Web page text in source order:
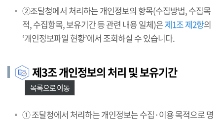
②조달청에서 처리하는 개인정보의 항목(수집방법, 수집목
적, 수집항목, 보유기간 등 관련 내용 일체)은제1조 제2항의
‘개인정보파일 현황’에서 조회하실 수 있습니다.
제3조 개인정보의 처리 및 보유기간
목록으로 이동
① 조달청에서 처리하는 개인정보는 수집·이용 목적으로 명